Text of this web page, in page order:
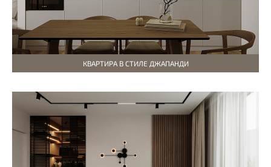
КВАРТИРА В СТИЛЕ ДЖАПАНДИ